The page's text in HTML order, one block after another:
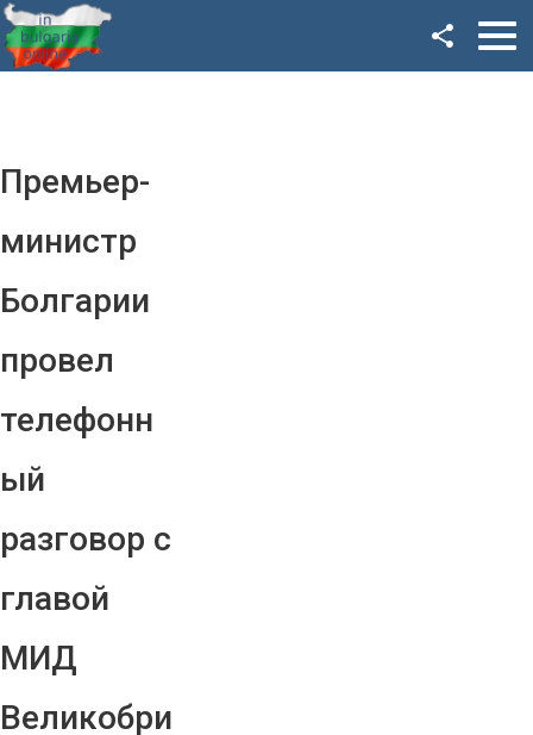
Премьер-
министр
Болгарии
провел
телефонн
ый
разговор с
главой
МИД
Великобри